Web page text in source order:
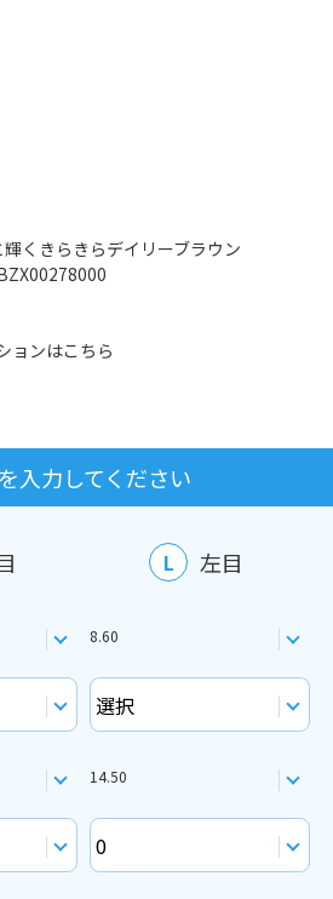
くきらきらデイリーブラウン
ョンはこちら
入力してください
L 左目
8.60
14.50